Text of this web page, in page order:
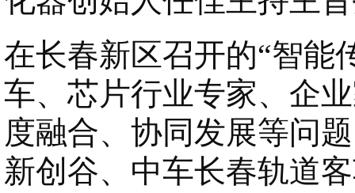
在长春新区召开的“智能
车、芯片行业专家、企
度融合、协同发展等问
新创谷、中车长春轨道